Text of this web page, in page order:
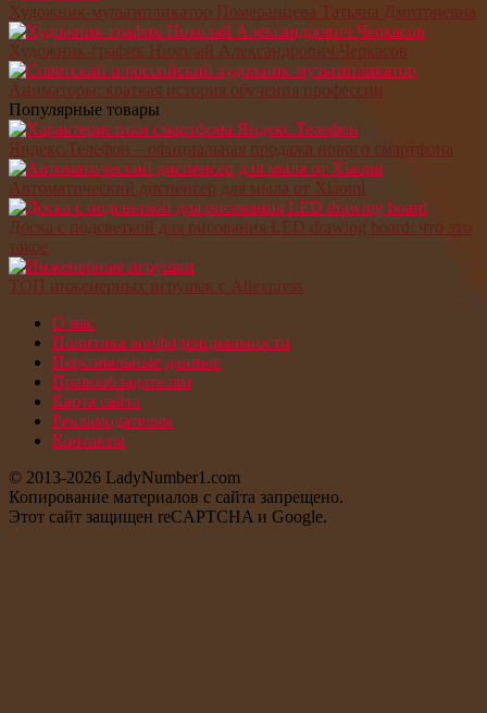
Художник-мультипликатор Померанцева Татьяна Дмитриевна
Художник-график Николай Александрович Черкасов
Аниматоры: краткая история обучения профессии
Популярные товары
Яндекс.Телефон – официальная продажа нового смартфона
Автоматический диспенсер для мыла от Xiaomi
Доска с подсветкой для рисования LED drawing board: что это
такое
ТОП инженерных игрушек с Aliexpress
О нас
Политика конфиденциальности
Персональные данные
Правообладателям
Карта сайта
Рекламодателям
Контакты
© 2013-2026 LadyNumber1.com
Копирование материалов c сайта запрещено.
Этот сайт защищен reCAPTCHA и Google.